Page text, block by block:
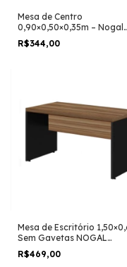
Mesa de Centro
0,90×0,50×0,35m – Nogal
Sevilha -Magazine Silva–
21431
R$344,00
Mesa de Escritório
Sem Gavetas NOGAL
SEVILHA/PRETO
R$469,00